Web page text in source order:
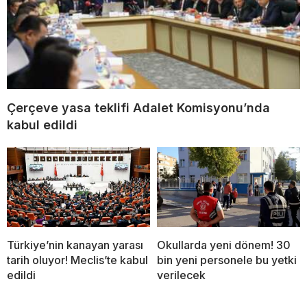
Çerçeve yasa teklifi Adalet Komisyonu’nda
kabul edildi
Türkiye’nin kanayan yarası
tarih oluyor! Meclis’te kabul
edildi
Okullarda yeni dönem! 30
bin yeni personele bu yetki
verilecek